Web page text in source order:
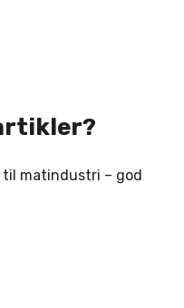
til matindustri – god